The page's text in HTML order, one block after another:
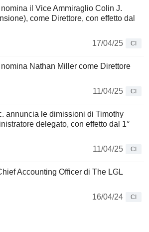
nomina il Vice Ammiraglio Colin J.
come Direttore, con effetto dal
17/04/25
CI
nomina Nathan Miller come Direttore
11/04/25
CI
annuncia le dimissioni di Timothy
delegato, con effetto dal 1°
11/04/25
CI
Accounting Officer di The LGL
16/04/24
CI